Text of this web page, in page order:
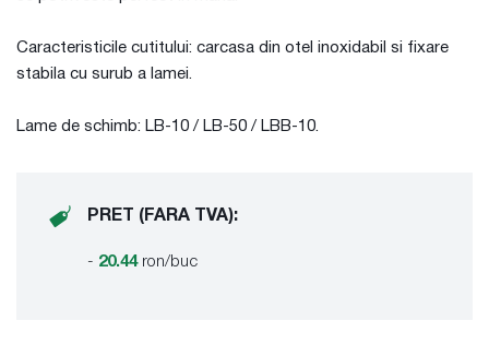
Caracteristicile cutitului: carcasa din otel inoxidabil si fixare
stabila cu surub a lamei.
Lame de schimb: LB-10 / LB-50 / LBB-10.
PRET (FARA TVA):
- 20.44 ron/buc